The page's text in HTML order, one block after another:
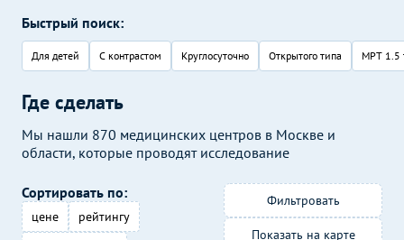
Быстрый поиск:
Для детей С контрастом Круглосуточно Открытого типа МРТ 1.5
Где сделать
Мы нашли 870 медицинских центров в Москве и
области, которые проводят исследование
Сортировать по:
цене
рейтингу
Фильтровать
Показать на карте